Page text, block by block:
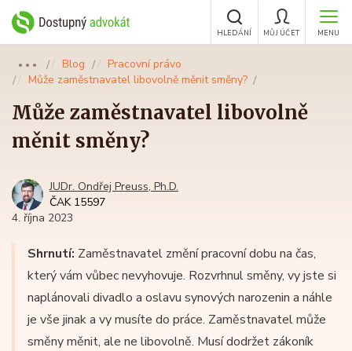
MENU
MŮJ ÚČET
HLEDÁNÍ
●●● Blog
Pracovní právo
Může zaměstnavatel libovolně měnit směny?
Může zaměstnavatel libovolně
měnit směny?
JUDr. Ondřej Preuss, Ph.D.
ČAK 15597
4. října 2023
Shrnutí: Zaměstnavatel změní pracovní dobu na čas,
který vám vůbec nevyhovuje. Rozvrhnul směny, vy jste si
naplánovali divadlo a oslavu synových narozenin a náhle
je vše jinak a vy musíte do práce. Zaměstnavatel může
směny měnit, ale ne libovolně. Musí dodržet zákoník